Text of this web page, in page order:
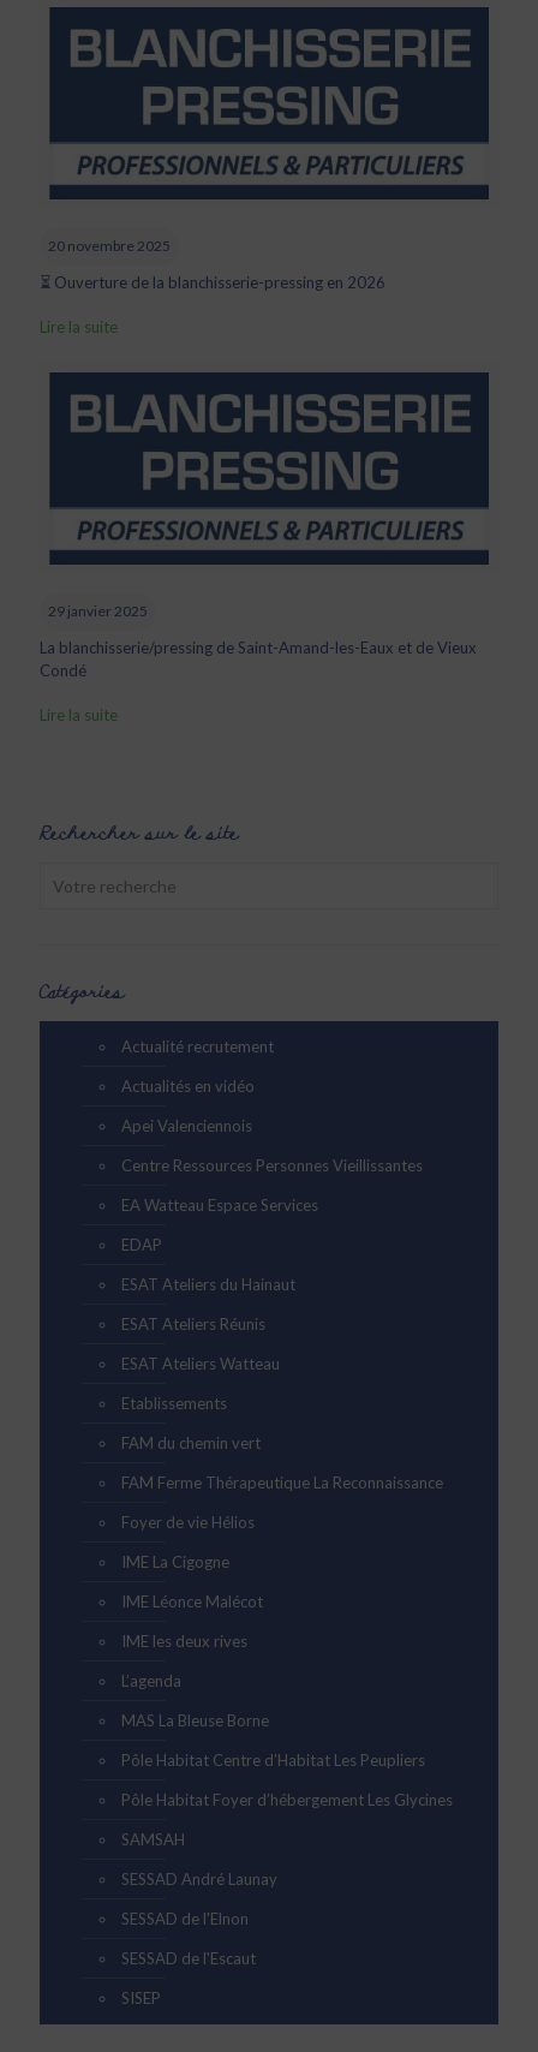
20 novembre 2025
⏳ Ouverture de la blanchisserie-pressing en 2026
Lire la suite
29 janvier 2025
La blanchisserie/pressing de Saint-Amand-les-Eaux et de Vieux
Condé
Lire la suite
Rechercher sur le site
Catégories
Actualité recrutement
Actualités en vidéo
Apei Valenciennois
Centre Ressources Personnes Vieillissantes
EA Watteau Espace Services
EDAP
ESAT Ateliers du Hainaut
ESAT Ateliers Réunis
ESAT Ateliers Watteau
Etablissements
FAM du chemin vert
FAM Ferme Thérapeutique La Reconnaissance
Foyer de vie Hélios
IME La Cigogne
IME Léonce Malécot
IME les deux rives
L’agenda
MAS La Bleuse Borne
Pôle Habitat Centre d’Habitat Les Peupliers
Pôle Habitat Foyer d’hébergement Les Glycines
SAMSAH
SESSAD André Launay
SESSAD de l'Elnon
SESSAD de l'Escaut
SISEP